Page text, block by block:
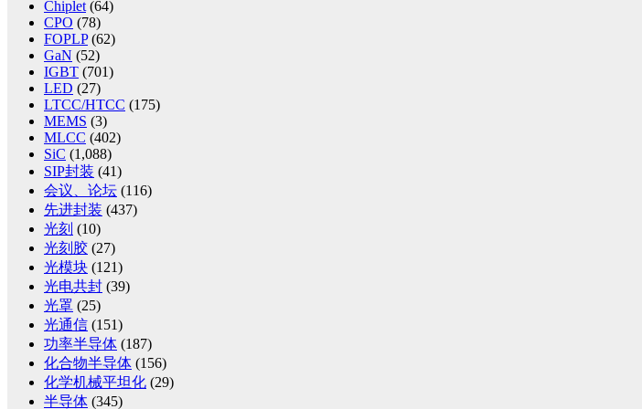
Chiplet (64)
CPO (78)
FOPLP(62)
GaN (52)
IGBT (701)
LED (27)
LTCC/HTCC (175)
MEMS (3)
MLCC (402)
SiC (1,088)
SIP封装 (41)
会议、论坛 (116)
先进封装 (437)
光刻 (10)
光刻胶 (27)
光模块 (121)
光电共封 (39)
光罩 (25)
光通信 (151)
功率半导体 (187)
化合物半导体 (156)
化学机械平坦化 (29)
半导体 (345)